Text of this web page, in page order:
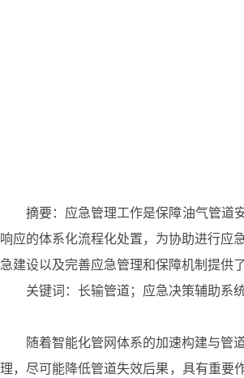
摘要：应急管理工作是保障油气管道
响应的体系化流程化处置，为协助进行应
急建设以及完善应急管理和保障机制提供
关键词：长输管道；应急决策辅助系
随着智能化管网体系的加速构建与管
理，尽可能降低管道失效后果，具有重要